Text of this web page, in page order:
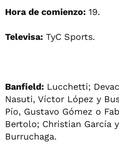
Hora de comienzo: 19.
Televisa: TyC Sports.
Banfield: Lucchetti;
Nasuti, Víctor López y
Pío, Gustavo Gómez o
Bertolo; Christian García
Burruchaga.